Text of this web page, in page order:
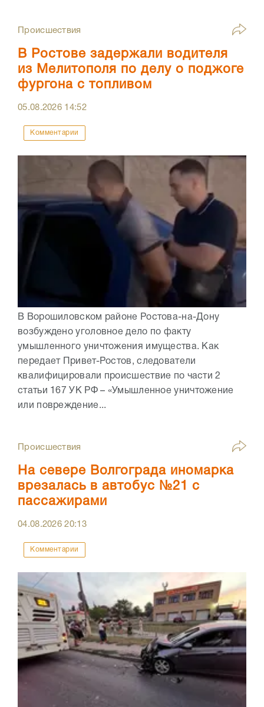
Происшествия
В Ростове задержали водителя
из Мелитополя по делу о поджоге
фургона с топливом
05.08.2026 14:52
Комментарии
В Ворошиловском районе Ростова-на-Дону
возбуждено уголовное дело по факту
умышленного уничтожения имущества. Как
передает Привет-Ростов, следователи
квалифицировали происшествие по части 2
статьи 167 УК РФ – «Умышленное уничтожение
или повреждение...
Происшествия
На севере Волгограда иномарка
врезалась в автобус №21 с
пассажирами
04.08.202620:13
Комментарии